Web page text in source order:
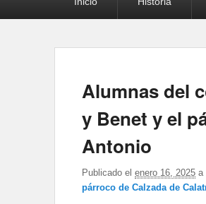
Alumnas del
y Benet y el
Antonio
Publicado el enero 16, 2025 a
párroco de Calzada de